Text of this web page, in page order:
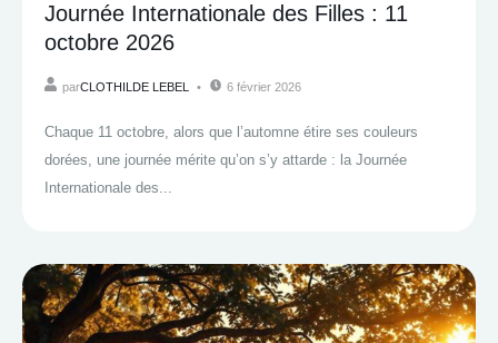
Journée Internationale des Filles : 11
octobre 2026
parCLOTHILDE LEBEL 6 février 2026
Chaque 11 octobre, alors que l’automne étire ses couleurs
dorées, une journée mérite qu’on s’y attarde : la Journée
Internationale des...